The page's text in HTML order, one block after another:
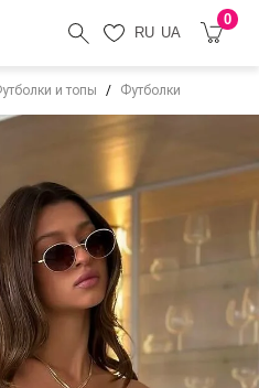
RU UA
0
и топы Футболки